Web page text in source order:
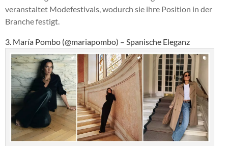
veranstaltet Modefestivals, wodurch sie ihre Position in der
Branche festigt.
3. María Pombo (@mariapombo) – Spanische Eleganz